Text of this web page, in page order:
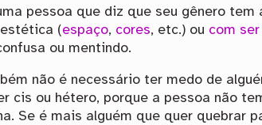
pessoa que diz que seu gênero tem
(espaço, cores, etc.) ou com
ou mentindo.
não é necessário ter medo de
cis ou hétero, porque a pessoa não
Se é mais alguém que quer quebrar